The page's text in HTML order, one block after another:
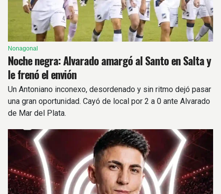
Nonagonal
Noche negra: Alvarado amargó al Santo en Salta y
le frenó el envión
Un Antoniano inconexo, desordenado y sin ritmo dejó pasar
una gran oportunidad. Cayó de local por 2 a 0 ante Alvarado
de Mar del Plata.